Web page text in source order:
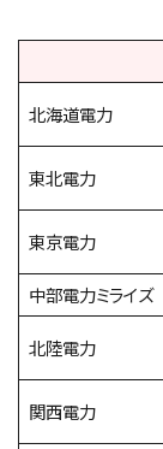
北海道電力
東北電力
東京電力
中部電力ミライズ
北陸電力
関西電力